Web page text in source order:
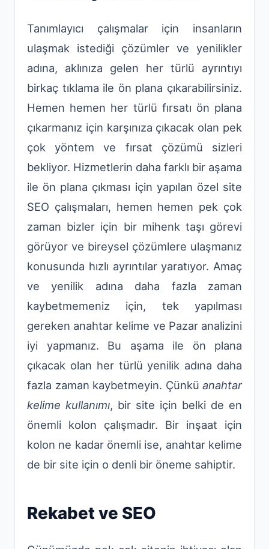
Tanımlayıcı çalışmalar için insanların
ulaşmak istediği çözümler ve yenilikler
adına, aklınıza gelen her türlü ayrıntıyı
birkaç tıklama ile ön plana çıkarabilirsiniz.
Hemen hemen her türlü fırsatı ön plana
çıkarmanız için karşınıza çıkacak olan pek
çok yöntem ve fırsat çözümü sizleri
bekliyor. Hizmetlerin daha farklı bir aşama
ile ön plana çıkması için yapılan özel site
SEO çalışmaları, hemen hemen pek çok
zaman bizler için bir mihenk taşı görevi
görüyor ve bireysel çözümlere ulaşmanız
konusunda hızlı ayrıntılar yaratıyor. Amaç
ve yenilik adına daha fazla zaman
kaybetmemeniz için, tek yapılması
gereken anahtar kelime ve Pazar analizini
iyi yapmanız. Bu aşama ile ön plana
çıkacak olan her türlü yenilik adına daha
fazla zaman kaybetmeyin. Çünkü anahtar
kelime kullanımı, bir site için belki de en
önemli kolon çalışmadır. Bir inşaat için
kolon ne kadar önemli ise, anahtar kelime
de bir site için o denli bir öneme sahiptir.
Rekabet ve SEO